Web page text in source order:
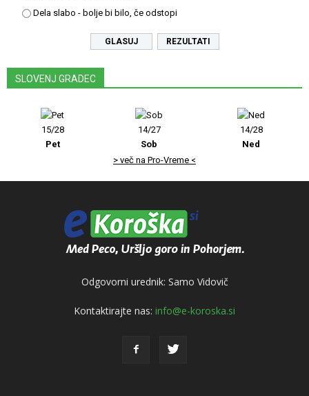
Dela slabo - bolje bi bilo, če odstopi
REZULTATI
SLOVENJ GRADEC
15/28
Pet
14/27
Sob
14/28
Ned
> več na Pro-Vreme <
Odgovorni urednik: Samo Vidovič
Kontaktirajte nas: info@e-koroska.si